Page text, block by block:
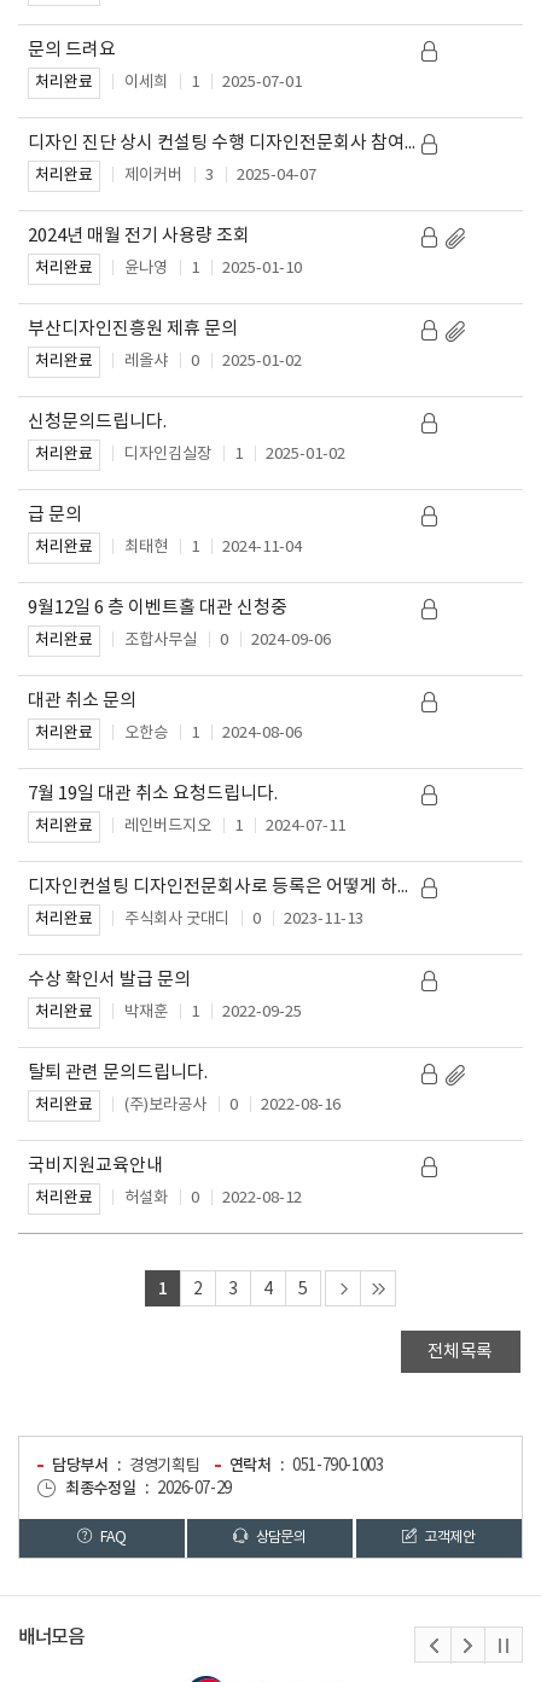
문의 드려요
처리완료 이세희 1 2025-07-01
디자인 진단 상시 컨설팅 수행 디자인전문회사 참여 방법 문의
처리완료 제이커버 3 2025-04-07
2024년 매월 전기 사용량 조회
처리완료 윤나영 1 2025-01-10
부산디자인진흥원 제휴 문의
처리완료 레올샤 0 2025-01-02
신청문의드립니다.
처리완료 디자인김실장 1 2025-01-02
급 문의
처리완료 최태현 1 2024-11-04
9월12일 6 층 이벤트홀 대관 신청중
처리완료 조합사무실 0 2024-09-06
대관 취소 문의
처리완료 오한승 1 2024-08-06
7월 19일 대관 취소 요청드립니다.
처리완료 레인버드지오 1 2024-07-11
디자인컨설팅 디자인전문회사로 등록은 어떻게 하나요?
처리완료 주식회사 굿대디 0 2023-11-13
수상 확인서 발급 문의
처리완료 박재훈 1 2022-09-25
탈퇴 관련 문의드립니다.
처리완료 (주)보라공사 0 2022-08-16
국비지원교육안내
처리완료 허설화 0 2022-08-12
1 2 3 4 5
전체목록
담당부서 경영기획팀 연락처
051-790-1003
최종수정일
2026-07-29
FAQ 상담문의 고객제안
배너모음